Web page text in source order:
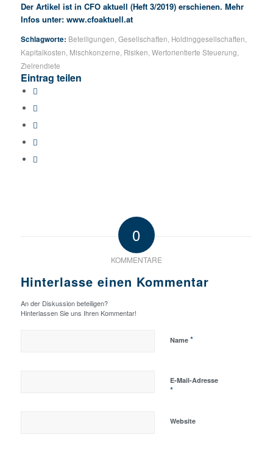
Der Artikel ist in CFO aktuell (Heft 3/2019) erschienen. Mehr
Infos unter: www.cfoaktuell.at
Schlagworte: Beteiligungen,Gesellschaften, Holdinggesellschaften,
Kapitalkosten, Mischkonzerne, Risiken,Wertorientierte Steuerung,
Zielrendiete
Eintrag teilen
0
KOMMENTARE
Hinterlasse einen Kommentar
An der Diskussion beteiligen?
Hinterlassen Sie uns Ihren Kommentar!
Name *
E-Mail-Adresse
*
Website